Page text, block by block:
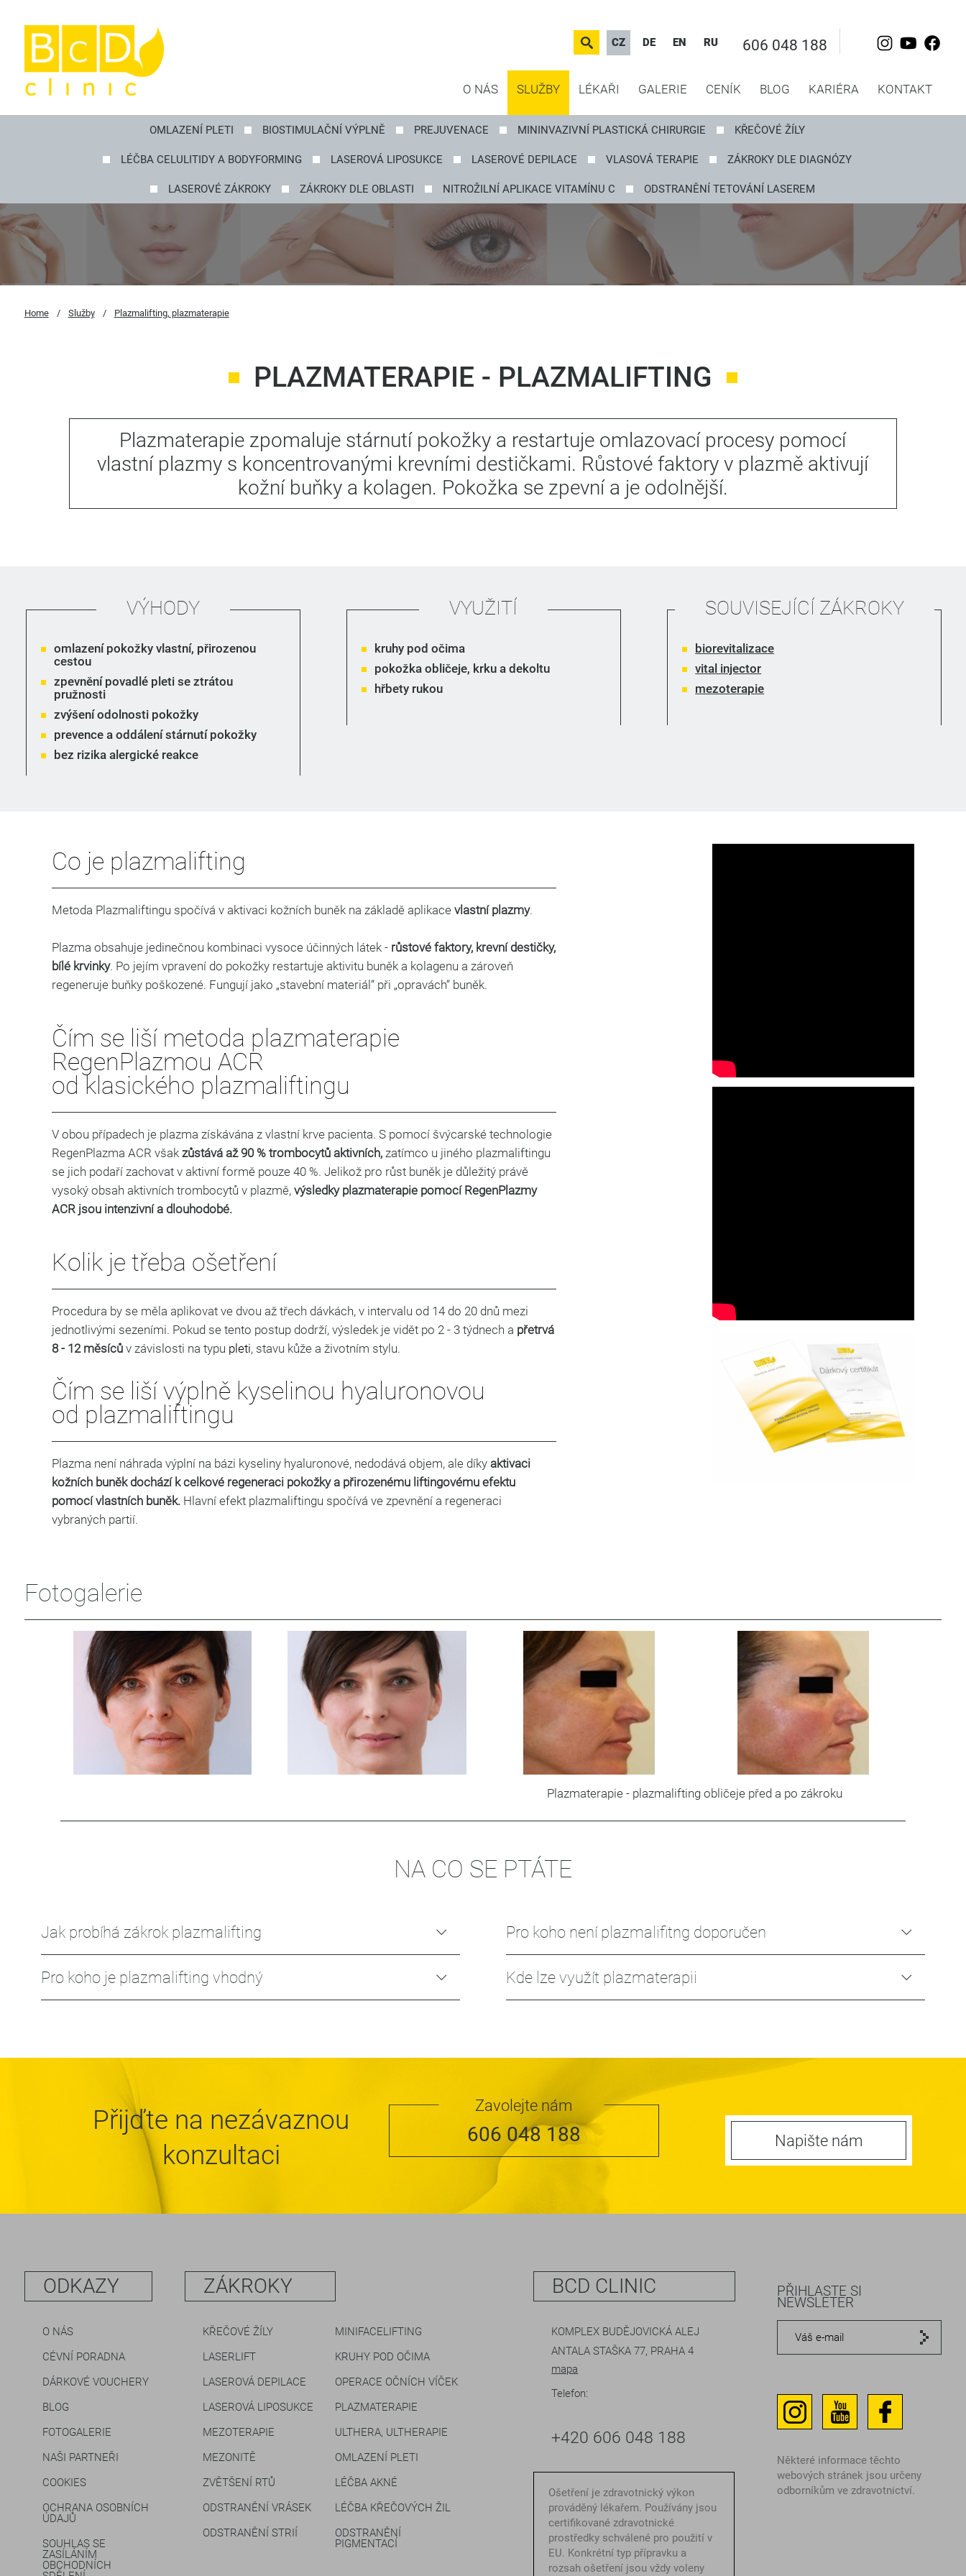
606 048 188
RU
EN
DE
CZ
O NÁS SLUŽBY LÉKAŘI GALERIE CENÍK BLOG KARIÉRA KONTAKT
OMLAZENÍ PLETI BIOSTIMULAČNÍ VÝPLNĚ PREJUVENACE MININVAZIVNÍ PLASTICKÁ CHIRURGIE KŘEČOVÉ ŽÍLY
LÉČBA CELULITIDY A BODYFORMING LASEROVÁ LIPOSUKCE LASEROVÉ DEPILACE VLASOVÁ TERAPIE ZÁKROKY DLE DIAGNÓZY
LASEROVÉ ZÁKROKY ZÁKROKY DLE OBLASTI NITROŽILNÍ APLIKACE VITAMÍNU C ODSTRANĚNÍ TETOVÁNÍ LASEREM
Home / Služby / Plazmalifting, plazmaterapie
PLAZMATERAPIE - PLAZMALIFTING
Plazmaterapie zpomaluje stárnutí pokožky a restartuje omlazovací procesy pomocí
vlastní plazmy s koncentrovanými krevními destičkami. Růstové faktory v plazmě aktivují
kožní buňky a kolagen. Pokožka se zpevní a je odolnější.
VÝHODY
omlazení pokožkyvlastní, přirozenou
cestou
zpevnění povadlé pleti se ztrátou
pružnosti
zvýšení odolnosti pokožky
prevence a oddálení stárnutí pokožky
bez rizika alergické reakce
VYUŽITÍ
kruhy pod očima
pokožka obličeje, krkua dekoltu
hřbety rukou
SOUVISEJÍCÍ ZÁKROKY
biorevitalizace
vital injector
mezoterapie
Co je plazmalifting
Metoda Plazmaliftingu spočívá v aktivaci kožních buněk na základě aplikace vlastní plazmy.
Plazma obsahuje jedinečnou kombinaci vysoce účinných látek - růstové faktory, krevní destičky,
bílé krvinky. Po jejím vpravení do pokožky restartuje aktivitu buněk a kolagenu a zároveň
regeneruje buňky poškozené. Fungují jako „stavební materiál“ při „opravách“ buněk.
Čím se liší metoda plazmaterapie
RegenPlazmou ACR
od klasického plazmaliftingu
V obou případech je plazma získávána z vlastní krve pacienta. S pomocí švýcarské technologie
RegenPlazma ACR však zůstává až 90 % trombocytů aktivních, zatímco u jiného plazmaliftingu
se jich podaří zachovat v aktivní formě pouze 40 %. Jelikož pro růst buněk je důležitý právě
vysoký obsah aktivních trombocytů v plazmě, výsledky plazmaterapie pomocí RegenPlazmy
ACR jsou intenzivní a dlouhodobé.
Kolik je třeba ošetření
Procedura by se měla aplikovat ve dvou až třech dávkách, v intervalu od 14 do 20 dnů mezi
jednotlivými sezeními. Pokud se tento postup dodrží, výsledek je vidět po 2 - 3 týdnech a přetrvá
8 - 12 měsíců v závislosti na typu pleti, stavu kůže a životním stylu.
Čím se liší výplně kyselinou hyaluronovou
od plazmaliftingu
Plazma není náhrada výplní na bázi kyseliny hyaluronové, nedodává objem, ale díky aktivaci
kožních buněk dochází k celkové regeneraci pokožky a přirozenému liftingovému efektu
pomocí vlastních buněk. Hlavní efekt plazmaliftingu spočívá ve zpevnění a regeneraci
vybraných partií.
Fotogalerie
Plazmaterapie - plazmalifting obličeje před a po zákroku
NA CO SE PTÁTE
Jak probíhá zákrok plazmalifting
Pro koho je plazmalifting vhodný
Pro koho není plazmalifitng doporučen
Kde lze využít plazmaterapii
Přijďte na nezávaznou
konzultaci
Zavolejte nám
606 048 188 Napište nám
ODKAZY
O NÁS
CÉVNÍ PORADNA
DÁRKOVÉ VOUCHERY
BLOG
FOTOGALERIE
NAŠI PARTNEŘI
COOKIES
OCHRANA OSOBNÍCH
ÚDAJŮ
SOUHLAS SE
ZASÍLÁNÍM
OBCHODNÍCH
ZÁKROKY
KŘEČOVÉ ŽÍLY
MINIFACELIFTING
LASERLIFT
KRUHY POD OČIMA
LASEROVÁ DEPILACE
OPERACE OČNÍCH VÍČEK
LASEROVÁ LIPOSUKCE
PLAZMATERAPIE
MEZOTERAPIE
ULTHERA, ULTHERAPIE
MEZONITĚ
OMLAZENÍ PLETI
ZVĚTŠENÍ RTŮ
LÉČBA AKNÉ
ODSTRANĚNÍ VRÁSEK
LÉČBA KŘEČOVÝCH ŽIL
ODSTRANĚNÍ STRIÍ
ODSTRANĚNÍ
PIGMENTACÍ
BCD CLINIC
KOMPLEX BUDĚJOVICKÁ ALEJ
ANTALA STAŠKA 77, PRAHA 4
mapa
Telefon:
+420 606 048 188
Ošetření je zdravotnický výkon
prováděný lékařem. Používány jsou
certifikované zdravotnické
prostředky schválené pro použití v
EU. Konkrétní typ přípravku a
rozsah ošetření jsou vždy voleny
PŘIHLASTE SI
NEWSLETER
Některé informace těchto
webových stránek jsou určeny
odborníkům ve zdravotnictví.